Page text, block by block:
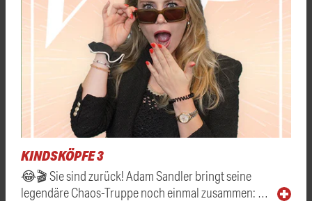
KINDSKÖPFE 3
😂🎬 Sie sind zurück! Adam Sandler bringt seine
legendäre Chaos-Truppe noch einmal zusammen: …